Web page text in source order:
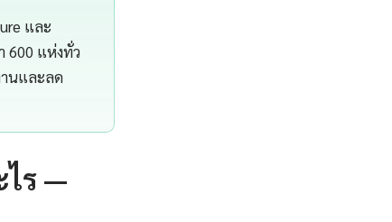
และ
600 แห่งทั่ว
านและลด
ไร —